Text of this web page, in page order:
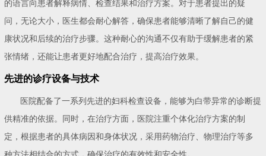
的语言向患者解释病情、检查结果和治疗方案。对于患者提出的疑
问，无论大小，医生都会耐心解答，确保患者能够清晰了解自己的健
康状况和后续的治疗步骤。这种耐心的沟通不仅有助于缓解患者的紧
张情绪，还能让患者更好地配合治疗，提高治疗效果。
先进的诊疗设备与技术
医院配备了一系列先进的妇科检查设备，能够为白带异常的诊断提
供精准的依据。同时，在治疗方面，医院注重个体化治疗方案的制
定，根据患者的具体病因和身体状况，采用药物治疗、物理治疗等多
种方法相结合的方式，确保治疗的有效性和安全性。